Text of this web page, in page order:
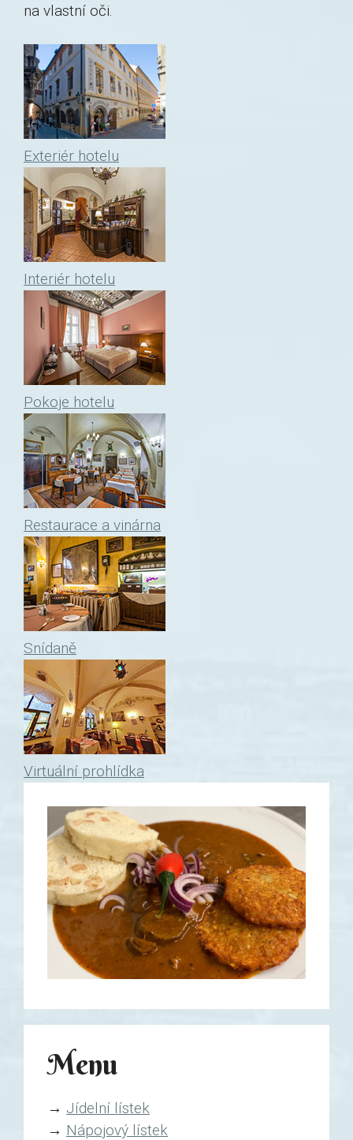
na vlastní oči.
Exteriér hotelu
Interiér hotelu
Pokoje hotelu
Restaurace a vinárna
Snídaně
Virtuální prohlídka
Menu
→ Jídelní lístek
→ Nápojový lístek